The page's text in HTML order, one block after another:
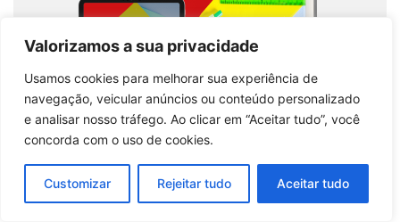
Valorizamos a sua privacidade
Usamos cookies para melhorar sua experiência de
navegação, veicular anúncios ou conteúdo personalizado
e analisar nosso tráfego. Ao clicar em “Aceitar tudo”, você
concorda com o uso de cookies.
Customizar Rejeitar tudo Aceitar tudo
Apostila SEDUC-RO 2026: Guia Profissional para
Pedagogia nas Séries Iniciais
Comprar produto